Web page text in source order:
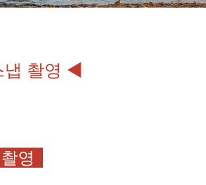
냅 촬영 ◀
영